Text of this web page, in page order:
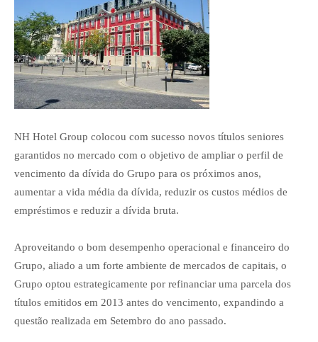
NH Hotel Group colocou com sucesso novos títulos seniores
garantidos no mercado com o objetivo de ampliar o perfil de
vencimento da dívida do Grupo para os próximos anos,
aumentar a vida média da dívida, reduzir os custos médios de
empréstimos e reduzir a dívida bruta.
Aproveitando o bom desempenho operacional e financeiro do
Grupo, aliado a um forte ambiente de mercados de capitais, o
Grupo optou estrategicamente por refinanciar uma parcela dos
títulos emitidos em 2013 antes do vencimento, expandindo a
questão realizada em Setembro do ano passado.